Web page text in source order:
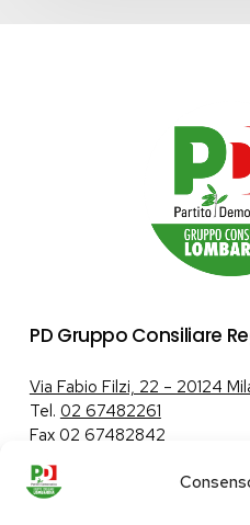
PD Gruppo Consiliare
Via Fabio Filzi, 22 – 20124
Tel. 02 67482261
Fax 02 67482842
Tutela dei dati personali|